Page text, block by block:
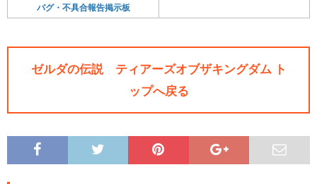
バグ・不具合報告掲示板
ゼルダの伝説 ティアーズオブザキングダム ト
ップへ戻る